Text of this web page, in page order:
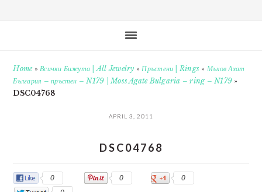
Home»Всички Бижута | All Jewelry »Пръстени | Rings » Мъхов Ахат
България – пръстен – N179 | Moss Agate Bulgaria – ring – N179 »
DSC04768
APRIL 3, 2011
DSC04768
0 0
0